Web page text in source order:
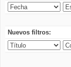
Nuevos filtros: